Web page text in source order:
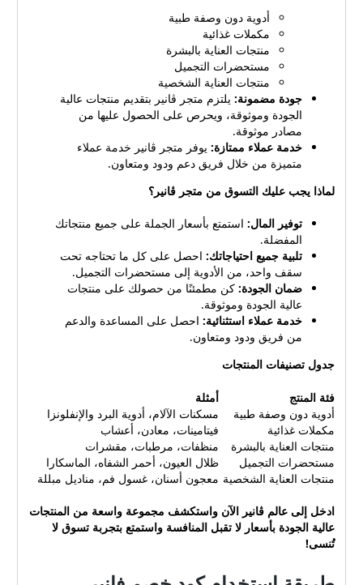
أدوية دون وصفة طبية
مكملات غذائية
منتجات العناية بالبشرة
مستحضرات التجميل
منتجات العناية الشخصية
جودة مضمونة:يلتزم متجر ڤانير بتقديم منتجات عالية
الجودة وموثوقة، ويحرص على الحصول عليها من
مصادر موثوقة.
خدمة عملاء ممتازة:يوفر متجر ڤانير خدمة عملاء
متميزة من خلال فريق دعم ودود ومتعاون.
لماذا يجب عليك التسوق من متجر ڤانير؟
توفير المال:استمتع بأسعار الجملة على جميع منتجاتك
المفضلة.
تلبية جميع احتياجاتك:احصل على كل ما تحتاجه تحت
سقف واحد، من الأدوية إلى مستحضرات التجميل.
ضمان الجودة:كن مطمئنًا من حصولك على منتجات
عالية الجودة وموثوقة.
خدمة عملاء استثنائية:احصل على المساعدة والدعم
من فريق ودود ومتعاون.
جدول تصنيفات المنتجات
فئة المنتج
أمثلة
أدوية دون وصفة طبية
مسكنات الآلام، أدوية البرد والإنفلونزا
مكملات غذائية
فيتامينات، معادن، أعشاب
منتجات العناية بالبشرة
منظفات، مرطبات، مقشرات
مستحضرات التجميل
ظلال العيون، أحمر الشفاه، الماسكارا
منتجات العناية الشخصية معجون أسنان، غسول فم، مناديل مبللة
ادخل إلى عالم ڤانير الآن واستكشف مجموعة واسعة من المنتجات
عالية الجودة بأسعار لا تقبل المنافسة واستمتع بتجربة تسوق لا
تُنسى!